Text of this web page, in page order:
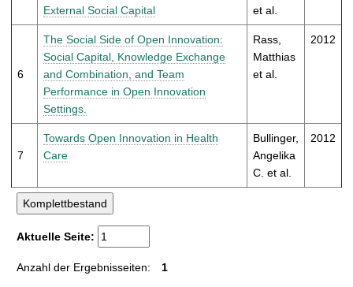
External Social Capital
et al.
6
The Social Side of Open Innovation:
Social Capital, Knowledge Exchange
and Combination, and Team
Performance in Open Innovation
Settings.
Rass,
Matthias
et al.
2012
7
Towards Open Innovation in Health
Care
Bullinger,
Angelika
C. et al.
2012
Aktuelle Seite:
Anzahl der Ergebnisseiten: 1